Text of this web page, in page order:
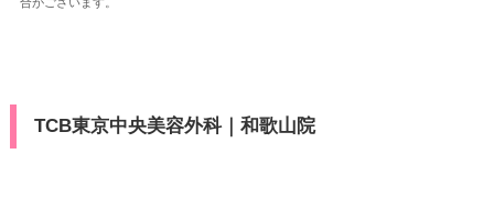
TCB東京中央美容外科｜和歌山院